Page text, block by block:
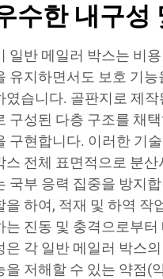
수한 내구성
일반 메일러 박스는 비
유지하면서도 보호 기
였습니다. 골판지로 제
구성된 다층 구조를 채
구현합니다. 이러한 기
스 전체 표면적으로 분
국부 응력 집중을 방지
을 하여, 적재 및 하역 작
는 진동 및 충격으로부
은 각 일반 메일러 박스
을 저해할 수 있는 약점(